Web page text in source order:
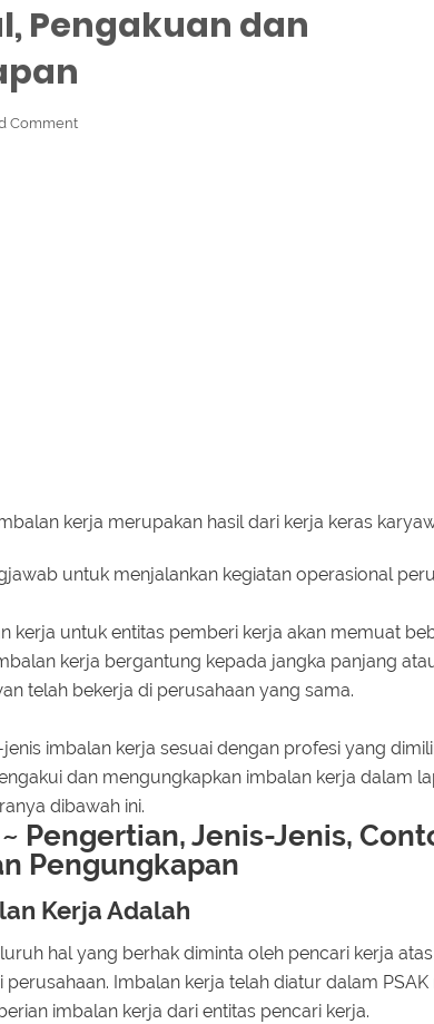
Pengakuan dan
Comment
kerja merupakan hasil dari kerja keras
untuk menjalankan kegiatan operasional
kerja untuk entitas pemberi kerja akan memuat
kerja bergantung kepada jangka panjang
telah bekerja di perusahaan yang sama.
imbalan kerja sesuai dengan profesi yang
dan mengungkapkan imbalan kerja dalam
dibawah ini.
Pengertian, Jenis-Jenis,
Pengungkapan
Kerja Adalah
hal yang berhak diminta oleh pencari kerja
Imbalan kerja telah diatur dalam PSAK
imbalan kerja dari entitas pencari kerja.